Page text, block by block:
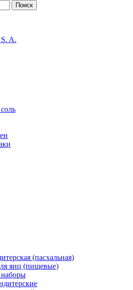
Поиск
A.
(пасхальная)
яиц (пищевые)